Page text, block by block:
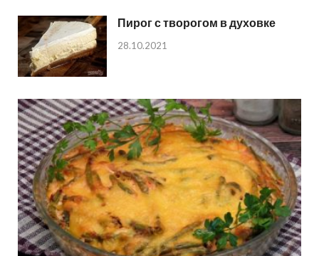
Пирог с творогом в духовке
28.10.2021